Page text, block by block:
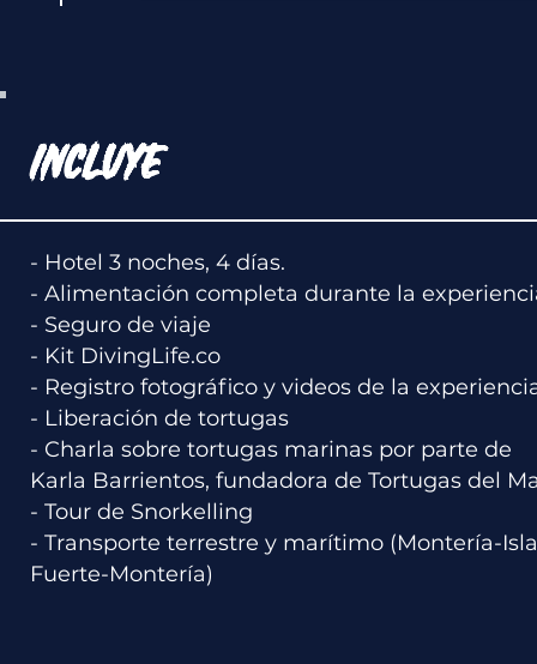
INCLUYE
- Hotel 3 noches, 4 días.
- Alimentación completa durante la
- Seguro de viaje
- Kit DivingLife.co
- Registro fotográfico y videos de la
- Liberación de tortugas
- Charla sobre tortugas marinas por parte de
Karla Barrientos, fundadora de Tortugas del
- Tour de Snorkelling
- Transporte terrestre y marítimo (Montería-Isla
Fuerte-Montería)